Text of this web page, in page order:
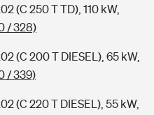
(C 250 T TD), 110 kW,
/ 328)
(C 200 T DIESEL), 65 kW,
/ 339)
(C 220 T DIESEL), 55 kW,